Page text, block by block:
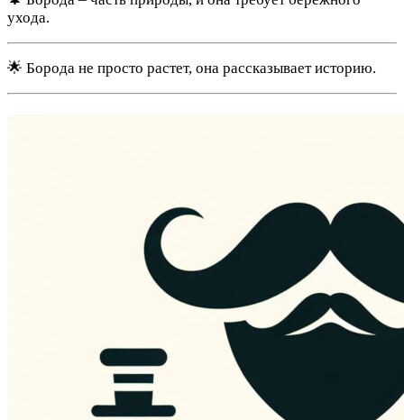
ухода.
🌟 Борода не просто растет, она рассказывает историю.